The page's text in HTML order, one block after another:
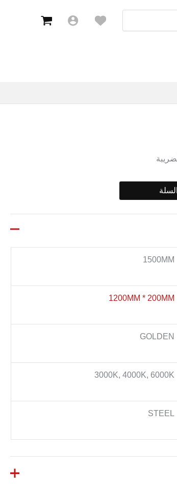
1500MM
1200MM * 200MM
GOLDEN
3000K, 4000K, 6000K
STEEL